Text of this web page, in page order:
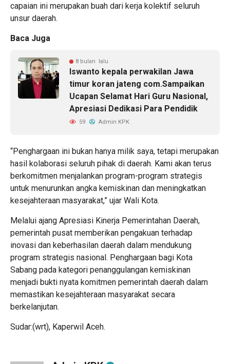
capaian ini merupakan buah dari kerja kolektif seluruh
unsur daerah.
Baca Juga
8 bulan lalu
Iswanto kepala perwakilan Jawa
timur koran jateng com.Sampaikan
Ucapan Selamat Hari Guru Nasional,
Apresiasi Dedikasi Para Pendidik
59 Admin KPK
“Penghargaan ini bukan hanya milik saya, tetapi merupakan
hasil kolaborasi seluruh pihak di daerah. Kami akan terus
berkomitmen menjalankan program-program strategis
untuk menurunkan angka kemiskinan dan meningkatkan
kesejahteraan masyarakat,” ujar Wali Kota.
Melalui ajang Apresiasi Kinerja Pemerintahan Daerah,
pemerintah pusat memberikan pengakuan terhadap
inovasi dan keberhasilan daerah dalam mendukung
program strategis nasional. Penghargaan bagi Kota
Sabang pada kategori penanggulangan kemiskinan
menjadi bukti nyata komitmen pemerintah daerah dalam
memastikan kesejahteraan masyarakat secara
berkelanjutan.
Sudar:(wrt), Kaperwil Aceh.